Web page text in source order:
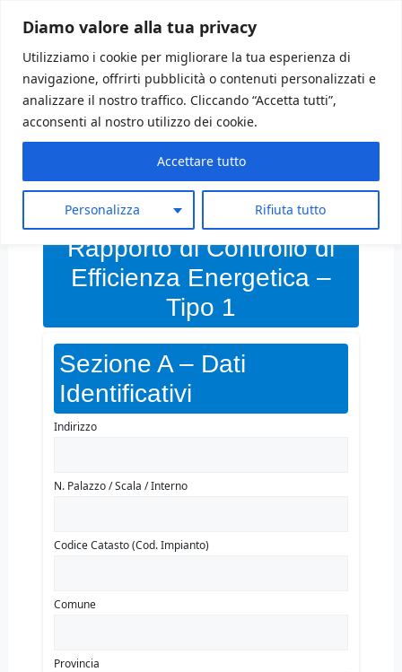
Diamo valore alla tua privacy
Utilizziamo i cookie per migliorare la tua esperienza di
navigazione, offrirti pubblicità o contenuti personalizzati e
analizzare il nostro traffico. Cliccando “Accetta tutti”,
acconsenti al nostro utilizzo dei cookie.
Personalizza Rifiuta tutto
Accettare tutto
Rapporto di controllo
Stampa Modulo
Rapporto di Controllo di
Efficienza Energetica –
Tipo 1
Sezione A – Dati
Identificativi
Indirizzo
N. Palazzo / Scala / Interno
Codice Catasto (Cod. Impianto)
Comune
Provincia